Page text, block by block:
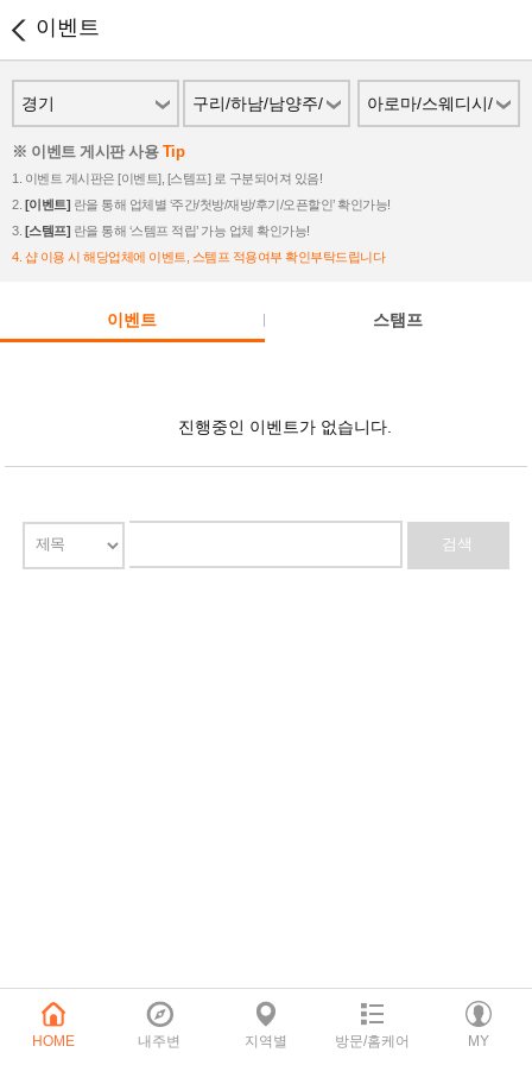
이벤트
경기
구리/하남/남양주/
가평/양평
아로마/스웨디시/
스파
※ 이벤트 게시판 사용 Tip
1. 이벤트 게시판은 [이벤트], [스템프] 로 구분되어져 있음!
2. [이벤트] 란을 통해 업체별 ‘주간/첫방/재방/후기/오픈할인’ 확인가능!
3. [스템프] 란을 통해 ‘스템프 적립’ 가능 업체 확인가능!
4. 샵 이용 시 해당업체에 이벤트, 스템프 적용여부 확인부탁드립니다
이벤트 스탬프
진행중인 이벤트가 없습니다.
HOME 내주변 지역별 방문/홈케어 MY